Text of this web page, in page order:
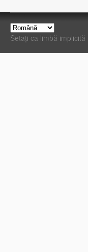
Setați ca limbă implicită